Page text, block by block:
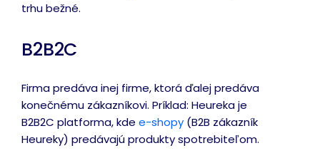
trhu bežné.
B2B2C
Firma predáva inej firme, ktorá ďalej predáva
konečnému zákazníkovi. Príklad: Heureka je
B2B2C platforma, kdee-shopy (B2B zákazník
Heureky) predávajú produkty spotrebiteľom.